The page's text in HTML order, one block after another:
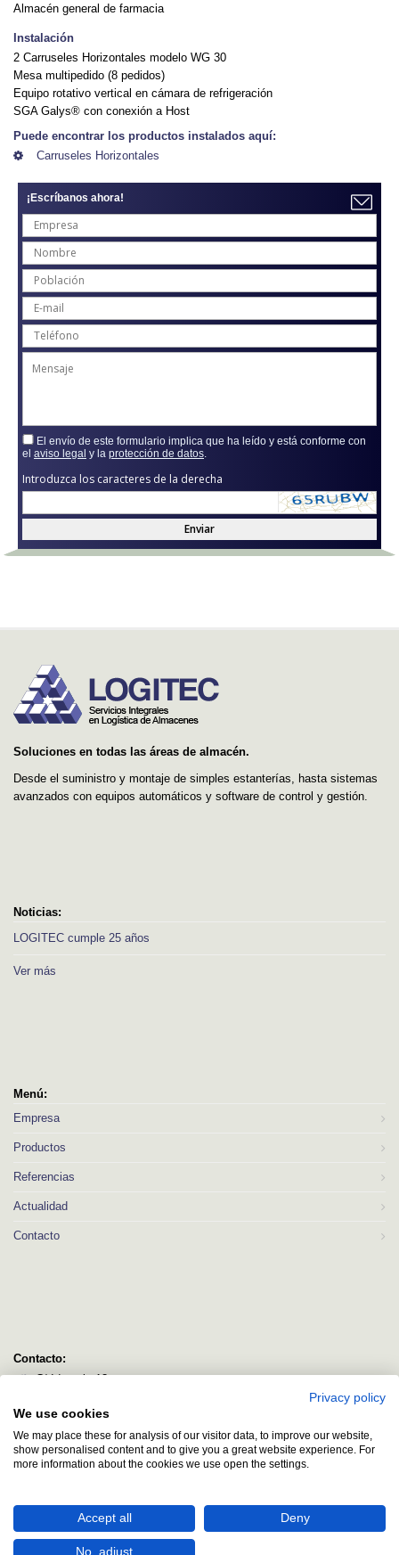
Almacén general de farmacia
Instalación
2 Carruseles Horizontales modelo WG 30
Mesa multipedido (8 pedidos)
Equipo rotativo vertical en cámara de refrigeración
SGA Galys® con conexión a Host
Puede encontrar los productos instalados aquí:
Carruseles Horizontales
¡Escríbanos ahora!
El envío de este formulario implica que ha leído y está conforme con
el aviso legal y la protección de datos
Introduzca los caracteres de la derecha
Enviar
Soluciones en todas las áreas de almacén.
Desde el suministro y montaje de simples estanterías, hasta sistemas
avanzados con equipos automáticos y software de control y gestión.
Noticias:
LOGITEC cumple 25 años
Ver más
Menú:
Empresa
Productos
Referencias
Actualidad
Contacto
Contacto:
C/ Idorsolo 13
Bizkaia
logitec@logitecsl.net
+34 944 544 580
Privacy policy
We use cookies
We may place these for analysis of our visitor data, to improve our website,
show personalised content and to give you a great website experience. For
more information about the cookies we use open the settings.
Accept all Deny
No, adjust